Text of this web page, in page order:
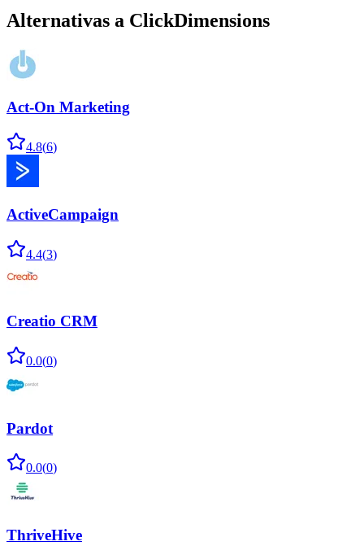
Alternativas a ClickDimensions
Act-On Marketing
4.8(6)
ActiveCampaign
4.4(3)
Creatio CRM
0.0(0)
Pardot
0.0(0)
ThriveHive